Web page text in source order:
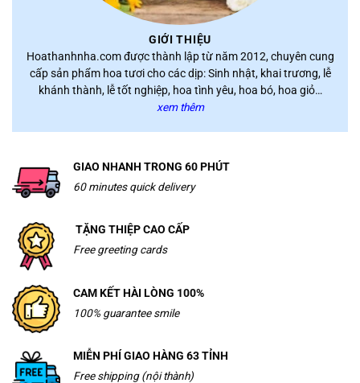
GIỚI THIỆU
Hoathanhnha.com được thành lập từ năm 2012, chuyên cung
cấp sản phẩm hoa tươi cho các dịp: Sinh nhật, khai trương, lễ
khánh thành, lễ tốt nghiệp, hoa tình yêu, hoa bó, hoa giỏ…
xem thêm
GIAO NHANH TRONG 60 PHÚT
60 minutes quick delivery
TẶNG THIỆP CAO CẤP
Free greeting cards
CAM KẾT HÀI LÒNG 100%
100% guarantee smile
MIỄN PHÍ GIAO HÀNG 63 TỈNH
Free shipping (nội thành)